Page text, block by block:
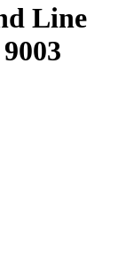
Line